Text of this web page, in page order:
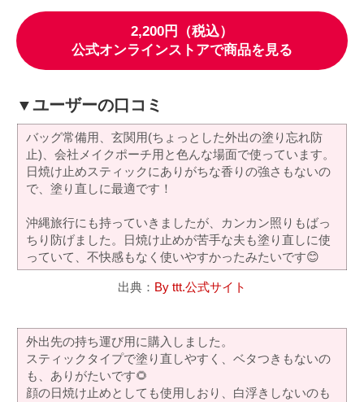
2,200円（税込）
公式オンラインストアで商品を見る
▼ユーザーの口コミ
バッグ常備用、玄関用(ちょっとした外出の塗り忘れ防
止)、会社メイクポーチ用と色んな場面で使っています。
日焼け止めスティックにありがちな香りの強さもないの
で、塗り直しに最適です！
沖縄旅行にも持っていきましたが、カンカン照りもばっ
ちり防げました。日焼け止めが苦手な夫も塗り直しに使
っていて、不快感もなく使いやすかったみたいです😊
出典： By ttt.公式サイト
外出先の持ち運び用に購入しました。
スティックタイプで塗り直しやすく、ベタつきもないの
も、ありがたいです🌻
顔の日焼け止めとしても使用しおり、白浮きしないのも